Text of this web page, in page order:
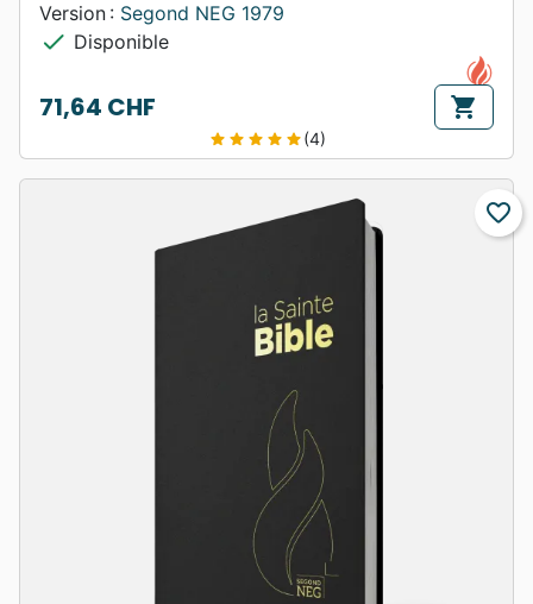
Version : Segond NEG 1979
check Disponible
Prix
71,64 CHF shopping_cart
star star star star star(4)
favorite_border